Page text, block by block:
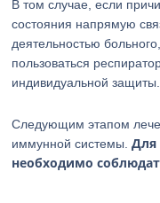
В том случае, если
состояния напрямую
деятельностью
пользоваться
индивидуальной защиты.
Следующим этапом
иммунной системы.Для
необходимо